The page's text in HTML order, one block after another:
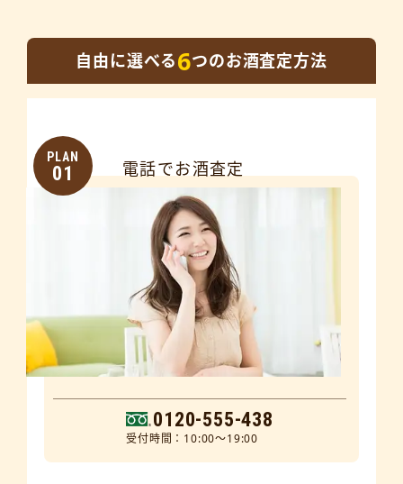
自由に選べる6つのお酒査定方法
PLAN
01 電話でお酒査定
0120-555-438
受付時間：10:00～19:00